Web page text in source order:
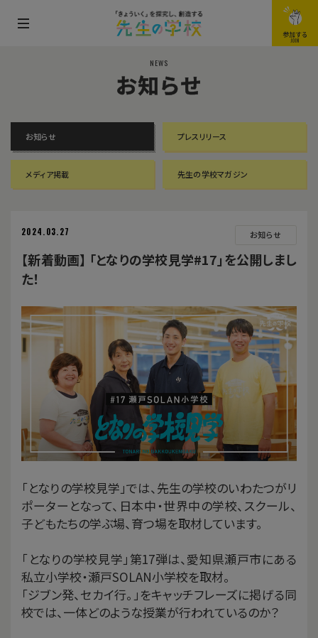
メ
開
閉
す
る
参加する
JOIN
NEWS
お知らせ
お知らせ プレスリリース
メディア掲載 先生の学校マガジン
2024.03.27 お知らせ
【新着動画】 「となりの学校見学#17」を公開しまし
た！
「となりの学校見学」では、先生の学校のいわたつがリ
ポーターとなって、日本中・世界中の学校、スクール、
子どもたちの学ぶ場、育つ場を取材しています。
「となりの学校見学」第17弾は、愛知県瀬戸市にある
私立小学校・瀬戸SOLAN小学校を取材。
「ジブン発、セカイ行。」をキャッチフレーズに掲げる同
校では、一体どのような授業が行われているのか？